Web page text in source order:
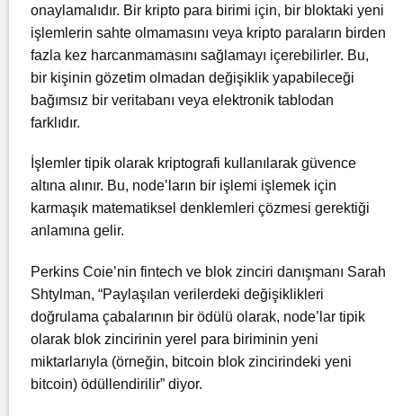
onaylamalıdır. Bir kripto para birimi için, bir bloktaki yeni
işlemlerin sahte olmamasını veya kripto paraların birden
fazla kez harcanmamasını sağlamayı içerebilirler. Bu,
bir kişinin gözetim olmadan değişiklik yapabileceği
bağımsız bir veritabanı veya elektronik tablodan
farklıdır.
İşlemler tipik olarak kriptografi kullanılarak güvence
altına alınır. Bu, node’ların bir işlemi işlemek için
karmaşık matematiksel denklemleri çözmesi gerektiği
anlamına gelir.
Perkins Coie’nin fintech ve blok zinciri danışmanı Sarah
Shtylman, “Paylaşılan verilerdeki değişiklikleri
doğrulama çabalarının bir ödülü olarak, node’lar tipik
olarak blok zincirinin yerel para biriminin yeni
miktarlarıyla (örneğin, bitcoin blok zincirindeki yeni
bitcoin) ödüllendirilir” diyor.